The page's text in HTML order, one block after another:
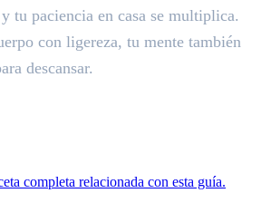
tu paciencia en casa se multiplica.
con ligereza, tu mente también
descansar.
completa relacionada con esta guía.